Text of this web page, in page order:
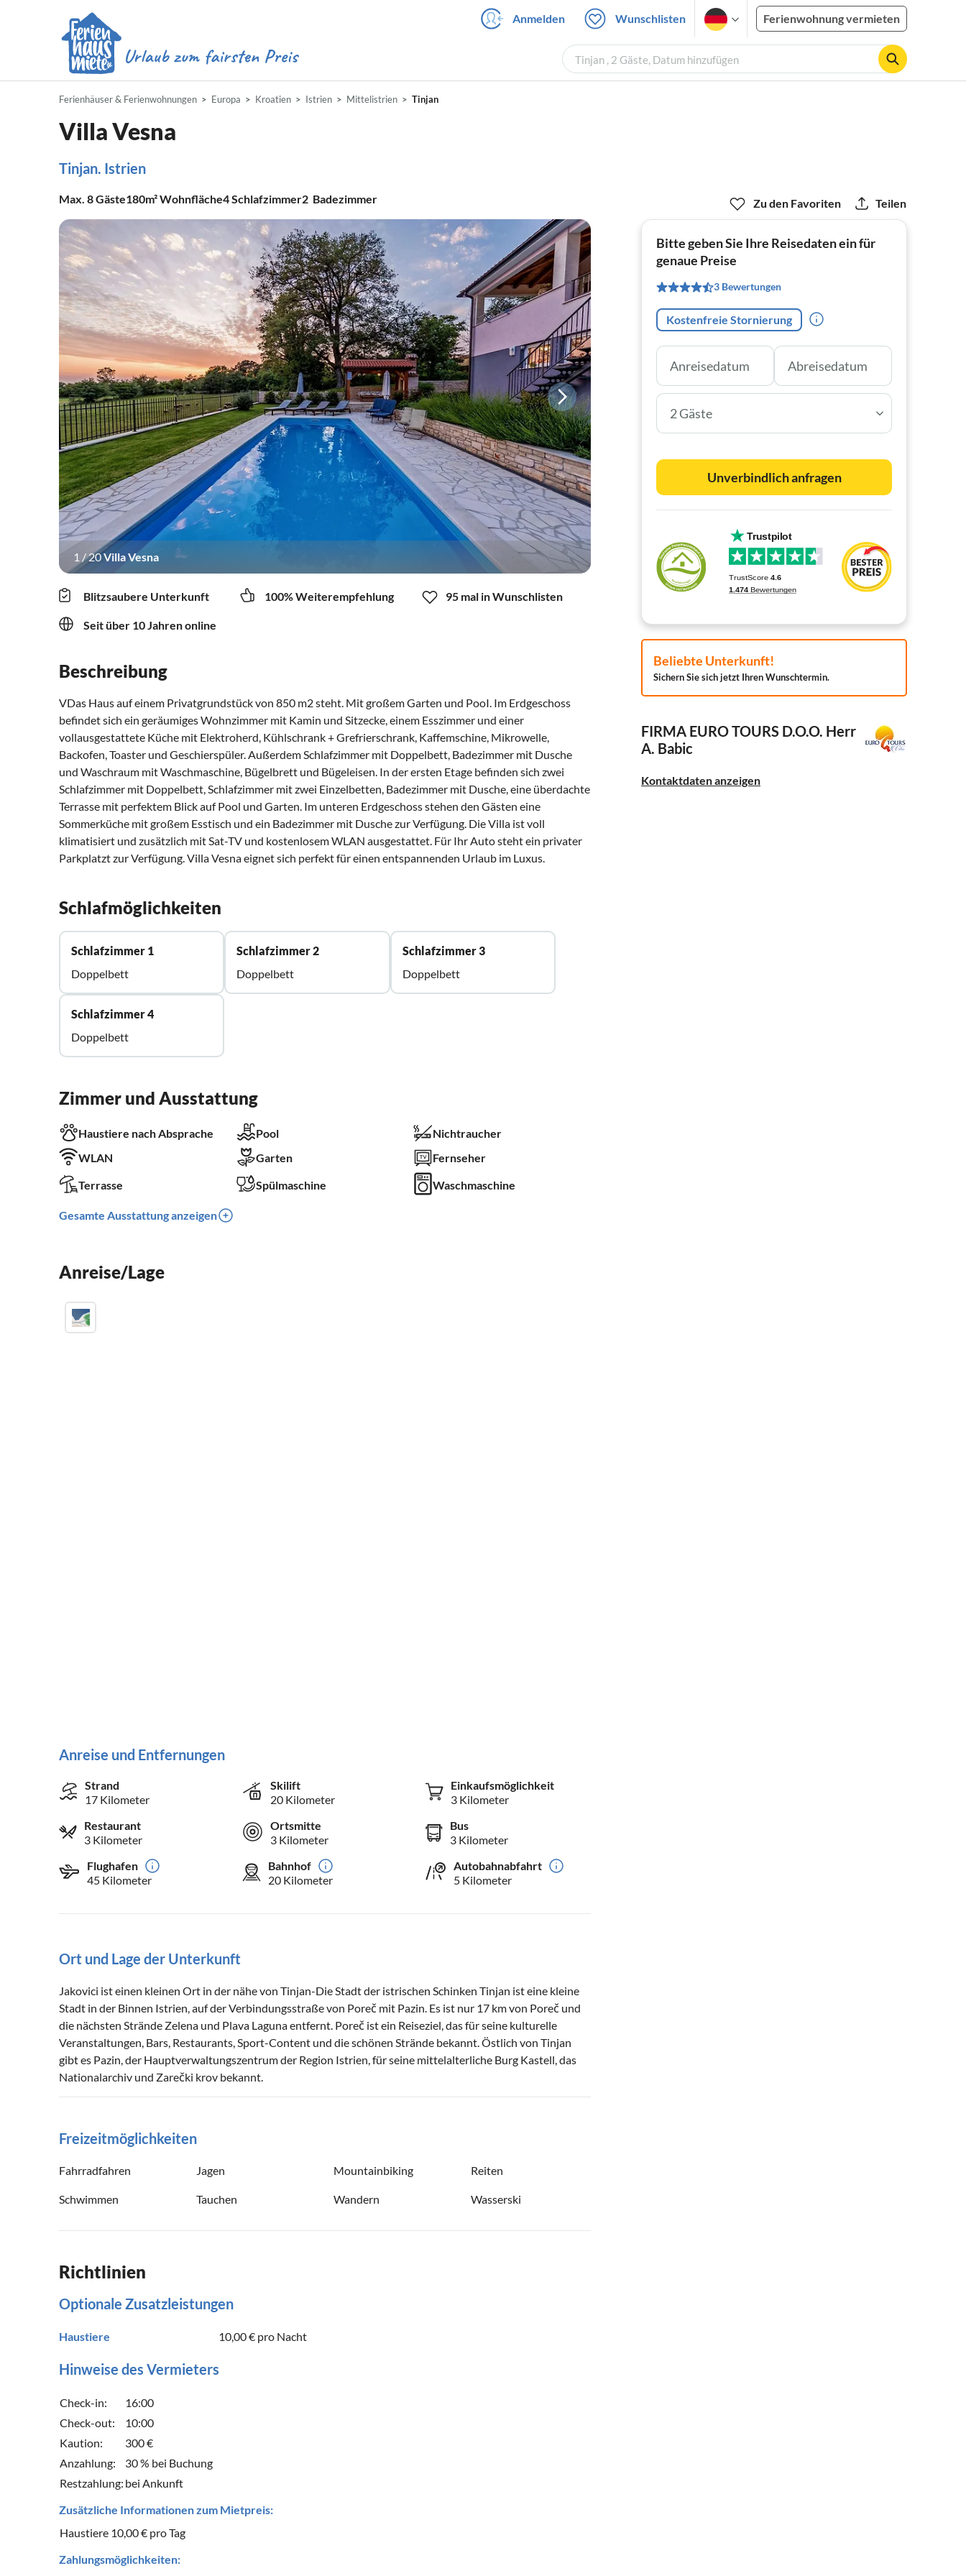
Anmelden Wunschlisten Ferienwohnung vermieten
Tinjan , 2 Gäste, Datum hinzufügen
Ferienhäuser & Ferienwohnungen Europa Kroatien Istrien Mittelistrien Tinjan
Villa Vesna
Tinjan. Istrien
Max. 8Gäste180m²Wohnfläche4Schlafzimmer2 Badezimmer
1 /20Villa Vesna
Blitzsaubere Unterkunft 100% Weiterempfehlung 95 mal in Wunschlisten
Seit über 10 Jahren online
Beschreibung
VDas Haus auf einem Privatgrundstück von 850 m2 steht. Mit großem Garten und PooI. Im Erdgeschoss
befindet sich ein geräumiges Wohnzimmer mit Kamin und Sitzecke, einem Esszimmer und einer
vollausgestattete Küche mit Elektroherd, Kühlschrank + Grefrierschrank, Kaffemschine, Mikrowelle,
Backofen, Toaster und Geschierspüler. Außerdem Schlafzimmer mit Doppelbett, Badezimmer mit Dusche
und Waschraum mit Waschmaschine, Bügelbrett und Bügeleisen. In der ersten Etage befinden sich zwei
Schlafzimmer mit Doppelbett, Schlafzimmer mit zwei Einzelbetten, Badezimmer mit Dusche, eine überdachte
Terrasse mit perfektem Blick auf Pool und Garten. Im unteren Erdgeschoss stehen den Gästen eine
Sommerküche mit großem Esstisch und ein Badezimmer mit Dusche zur Verfügung. Die Villa ist voll
klimatisiert und zusätzlich mit Sat-TV und kostenlosem WLAN ausgestattet. Für Ihr Auto steht ein privater
Parkplatzt zur Verfügung. Villa Vesna eignet sich perfekt für einen entspannenden Urlaub im Luxus.
Schlafmöglichkeiten
Schlafzimmer 1
Doppelbett
Schlafzimmer 2
Doppelbett
Schlafzimmer 3
Doppelbett
Schlafzimmer 4
Doppelbett
Zimmer und Ausstattung
Haustiere nach Absprache Pool
Nichtraucher
WLAN
Garten
Fernseher
Terrasse
Spülmaschine Waschmaschine
Gesamte Ausstattung anzeigen
Anreise/Lage
Anreise und Entfernungen
Strand
17 Kilometer
Skilift
20 Kilometer
Einkaufsmöglichkeit
3 Kilometer
Restaurant
3 Kilometer
Ortsmitte
3 Kilometer
Bus
3 Kilometer
Flughafen
45 Kilometer
Bahnhof
20 Kilometer
Autobahnabfahrt
5 Kilometer
Ort und Lage der Unterkunft
Jakovici ist einen kleinen Ort in der nähe von Tinjan-Die Stadt der istrischen Schinken Tinjan ist eine kleine
Stadt in der Binnen Istrien, auf der Verbindungsstraße von Poreč mit Pazin. Es ist nur 17 km von Poreč und
die nächsten Strände Zelena und Plava Laguna entfernt. Poreč ist ein Reiseziel, das für seine kulturelle
Veranstaltungen, Bars, Restaurants, Sport-Content und die schönen Strände bekannt. Östlich von Tinjan
gibt es Pazin, der Hauptverwaltungszentrum der Region Istrien, für seine mittelalterliche Burg Kastell, das
Nationalarchiv und Zarečki krov bekannt.
Freizeitmöglichkeiten
Fahrradfahren Jagen Mountainbiking Reiten
Schwimmen Tauchen Wandern Wasserski
Richtlinien
Optionale Zusatzleistungen
Haustiere 10,00 € pro Nacht
Hinweise des Vermieters
Check-in:
16:00
Check-out:
10:00
Kaution:
300 €
Anzahlung:
30 % bei Buchung
Restzahlung: bei Ankunft
Zusätzliche Informationen zum Mietpreis:
Haustiere 10,00 € pro Tag
Zahlungsmöglichkeiten:
Zu den Favoriten Teilen
Bitte geben Sie Ihre Reisedaten ein für
genaue Preise
3 Bewertungen
Kostenfreie Stornierung
2 Gäste
Unverbindlich anfragen
Beliebte Unterkunft!
Sichern Sie sich jetzt Ihren Wunschtermin.
FIRMA EURO TOURS D.O.O. Herr
A. Babic
Kontaktdaten anzeigen